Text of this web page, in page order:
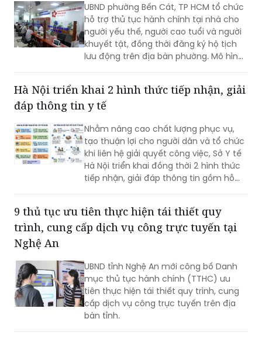
UBND phường Bến Cát, TP HCM tổ chức
hỗ trợ thủ tục hành chính tại nhà cho
người yếu thế, người cao tuổi và người
khuyết tật, đồng thời đăng ký hộ tịch
lưu động trên địa bàn phường. Mô hình
Hà Nội triển khai 2 hình thức tiếp nhận, giải
đáp thông tin y tế
Nhằm nâng cao chất lượng phục vụ,
tạo thuận lợi cho người dân và tổ chức
khi liên hệ giải quyết công việc, Sở Y tế
Hà Nội triển khai đồng thời 2 hình thức
tiếp nhận, giải đáp thông tin gồm hỗ
9 thủ tục ưu tiên thực hiện tái thiết quy
trình, cung cấp dịch vụ công trực tuyến tại
Nghệ An
UBND tỉnh Nghệ An mới công bố Danh
mục thủ tục hành chính (TTHC) ưu
tiên thực hiện tái thiết quy trình, cung
cấp dịch vụ công trực tuyến trên địa
bàn tỉnh.